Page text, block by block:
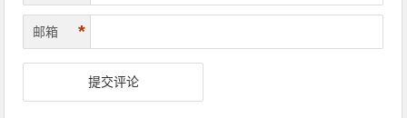
邮箱 *